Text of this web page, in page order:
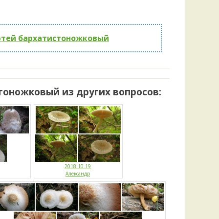
бархатистоножковый
из других вопросов:
2018.10.19
Александр